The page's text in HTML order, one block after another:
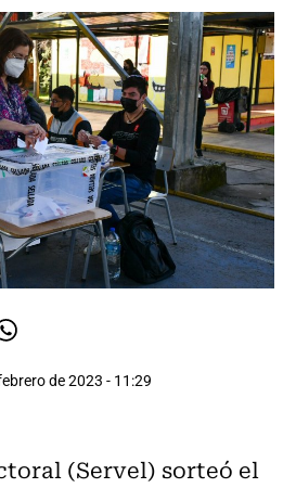
de 2023 - 11:29
(Servel) sorteó el